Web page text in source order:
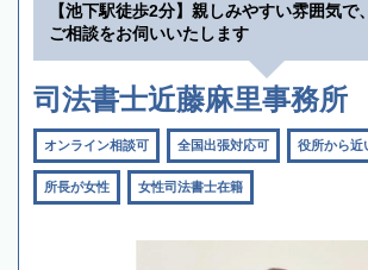
【池下駅徒歩2分】親しみやすい雰囲気で
ご相談をお伺いいたします
司法書士近藤麻里事務所
オンライン相談可 全国出張対応可 役所から近
所長が女性 女性司法書士在籍